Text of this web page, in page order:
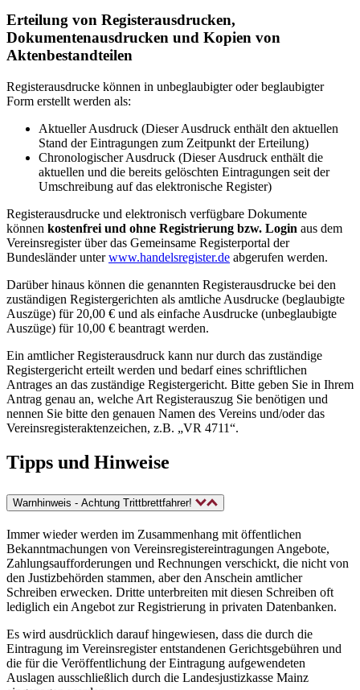
Erteilung von Registerausdrucken,
Dokumentenausdrucken und Kopien von
Aktenbestandteilen
Registerausdrucke können in unbeglaubigter oder beglaubigter
Form erstellt werden als:
Aktueller Ausdruck (Dieser Ausdruck enthält den aktuellen
Stand der Eintragungen zum Zeitpunkt der Erteilung)
Chronologischer Ausdruck (Dieser Ausdruck enthält die
aktuellen und die bereits gelöschten Eintragungen seit der
Umschreibung auf das elektronische Register)
Registerausdrucke und elektronisch verfügbare Dokumente
können kostenfrei und ohne Registrierung bzw. Login aus dem
Vereinsregister über das Gemeinsame Registerportal der
Bundesländer unterwww.handelsregister.de abgerufen werden.
Darüber hinaus können die genannten Registerausdrucke bei den
zuständigen Registergerichten als amtliche Ausdrucke (beglaubigte
Auszüge) für 20,00 € und als einfache Ausdrucke (unbeglaubigte
Auszüge) für 10,00 € beantragt werden.
Ein amtlicher Registerausdruck kann nur durch das zuständige
Registergericht erteilt werden und bedarf eines schriftlichen
Antrages an das zuständige Registergericht. Bitte geben Sie in Ihrem
Antrag genau an, welche Art Registerauszug Sie benötigen und
nennen Sie bitte den genauen Namen des Vereins und/oder das
Vereinsregisteraktenzeichen, z.B. „VR 4711“.
Tipps und Hinweise
Warnhinweis - Achtung Trittbrettfahrer!
Immer wieder werden im Zusammenhang mit öffentlichen
Bekanntmachungen von Vereinsregistereintragungen Angebote,
Zahlungsaufforderungen und Rechnungen verschickt, die nicht von
den Justizbehörden stammen, aber den Anschein amtlicher
Schreiben erwecken. Dritte unterbreiten mit diesen Schreiben oft
lediglich ein Angebot zur Registrierung in privaten Datenbanken.
Es wird ausdrücklich darauf hingewiesen, dass die durch die
Eintragung im Vereinsregister entstandenen Gerichtsgebühren und
die für die Veröffentlichung der Eintragung aufgewendeten
Auslagen ausschließlich durch die Landesjustizkasse Mainz